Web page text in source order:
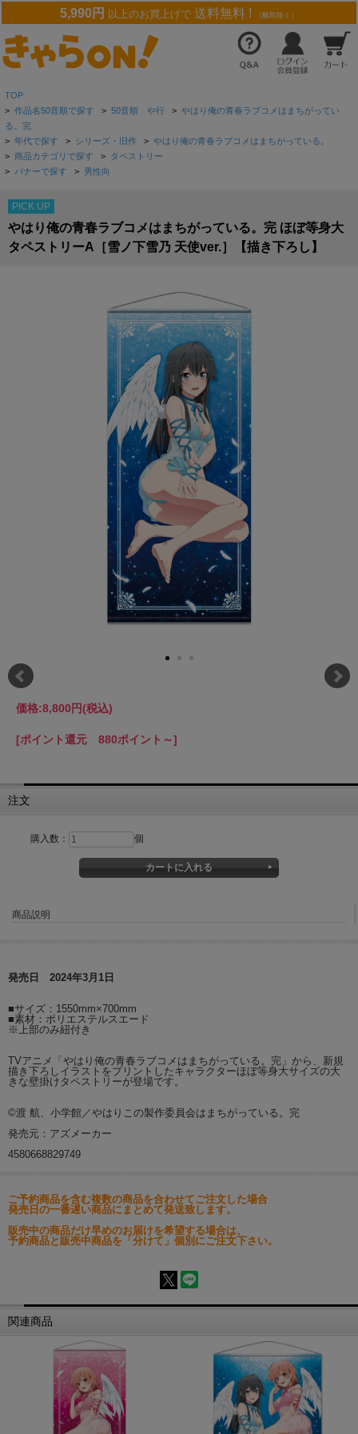
5,990円 以上のお買上げで 送料無料 ! （離島除く）
TOP
> 作品名50音順で探す > 50音順 や行 > やはり俺の青春ラブコメはまちがってい
る。完
> 年代で探す > シリーズ・旧作 > やはり俺の青春ラブコメはまちがっている。
> 商品カテゴリで探す > タペストリー
> バナーで探す > 男性向
PICK UP
やはり俺の青春ラブコメはまちがっている。完 ほぼ等身大
タペストリーA［雪ノ下雪乃 天使ver.］【描き下ろし】
価格:8,800円(税込)
[ポイント還元 880ポイント～]
注文
購入数： 個
商品説明
発売日 2024年3月1日
■サイズ：1550mm×700mm
■素材：ポリエステルスエード
※上部のみ紐付き
TVアニメ「やはり俺の青春ラブコメはまちがっている。完」から、新規
描き下ろしイラストをプリントしたキャラクターほぼ等身大サイズの大
きな壁掛けタペストリーが登場です。
©渡 航、小学館／やはりこの製作委員会はまちがっている。完
発売元：アズメーカー
4580668829749
ご予約商品を含む複数の商品を合わせてご注文した場合
発売日の一番遅い商品にまとめて発送致します。
販売中の商品だけ早めのお届けを希望する場合は、
予約商品と販売中商品を「分けて」個別にご注文下さい。
関連商品